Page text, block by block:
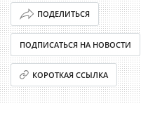
ПОДЕЛИТЬСЯ
ПОДПИСАТЬСЯ НА НОВОСТИ
КОРОТКАЯ ССЫЛКА